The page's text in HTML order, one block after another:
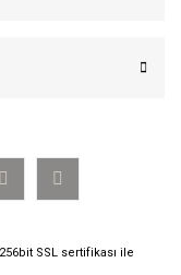
SSL sertifikası ile